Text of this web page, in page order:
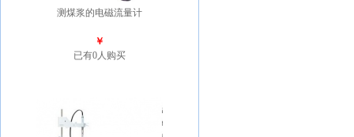
测煤浆的电磁流量计
￥
已有0人购买